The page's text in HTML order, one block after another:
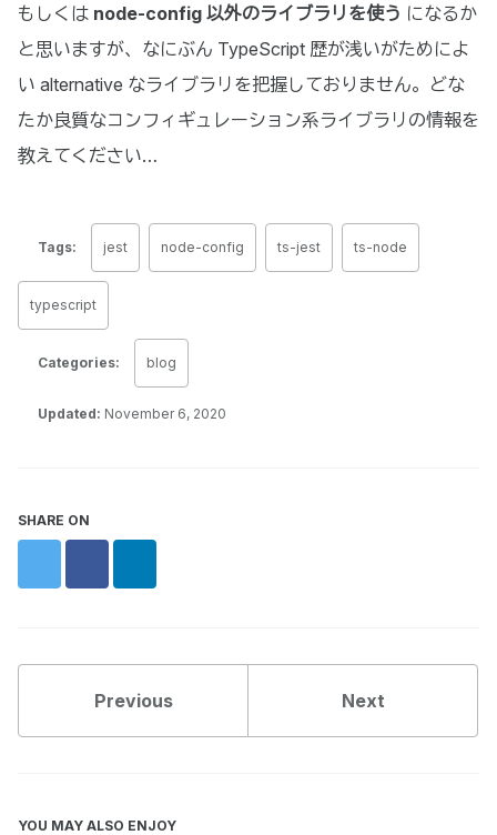
もしくは node-config 以外のライブラリを使う になるか
と思いますが、なにぶん TypeScript 歴が浅いがためによ
い alternative なライブラリを把握しておりません。どな
たか良質なコンフィギュレーション系ライブラリの情報を
教えてください…
Tags: jest node-config ts-jest ts-node
typescript
Categories: blog
Updated: November 6, 2020
SHARE ON
Previous Next
YOU MAY ALSO ENJOY